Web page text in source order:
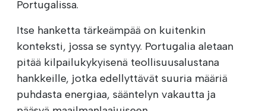
Portugalissa.
Itse hanketta tärkeämpää on kuitenkin
konteksti, jossa se syntyy. Portugalia aletaan
pitää kilpailukykyisenä teollisuusalustana
hankkeille, jotka edellyttävät suuria määriä
puhdasta energiaa, sääntelyn vakautta ja